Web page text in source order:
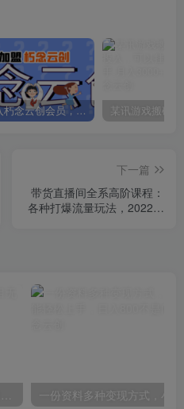
加入朽念云创会员，全站资源免费学习。
下一篇
带货直播间全系高阶课程：
各种打爆流量玩法，2022年
无限接码撸红包单号0.75项目无偿分享给你【揭秘】